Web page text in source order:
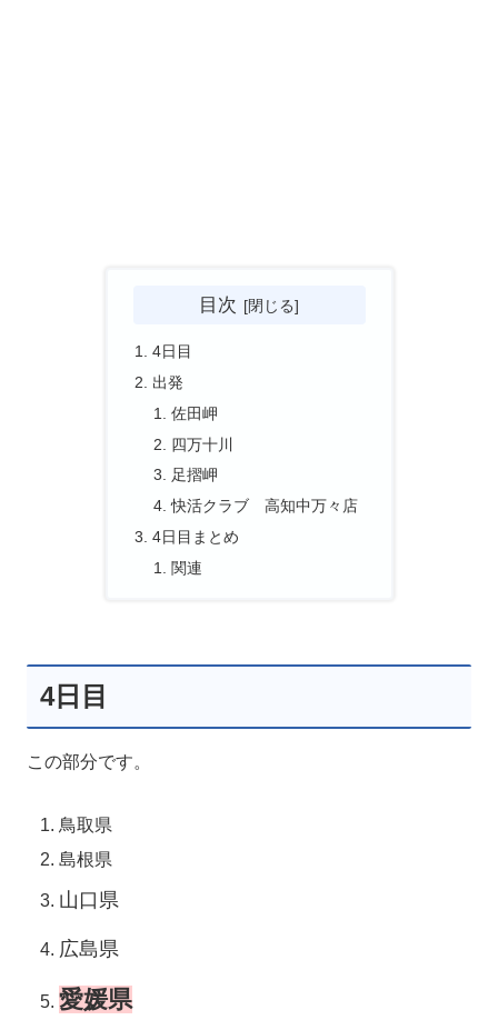
目次
4日目
出発
佐田岬
四万十川
足摺岬
快活クラブ 高知中万々店
4日目まとめ
関連
4日目
この部分です。
鳥取県
島根県
山口県
広島県
愛媛県